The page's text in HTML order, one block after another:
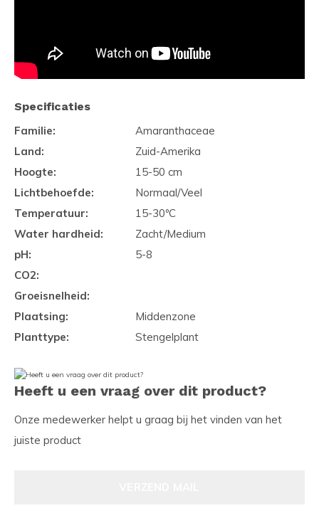
Specificaties
Familie:
Amaranthaceae
Land:
Zuid-Amerika
Hoogte:
15-50 cm
Lichtbehoefde:
Normaal/Veel
Temperatuur:
15-30ºC
Water hardheid:
Zacht/Medium
pH:
5-8
CO2:
Groeisnelheid:
Plaatsing:
Middenzone
Planttype:
Stengelplant
Heeft u een vraag over dit product?
Onze medewerker helpt u graag bij het vinden van het
juiste product